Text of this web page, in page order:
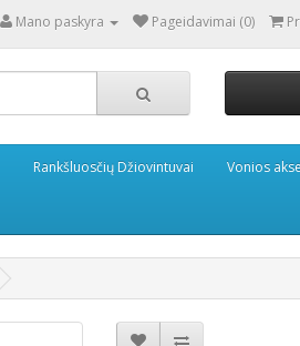
Mano paskyra Pageidavimai (0)
Rankšluosčių Džiovintuvai Vonios